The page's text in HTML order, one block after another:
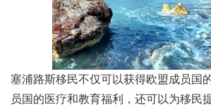
塞浦路斯移民不仅可以获得欧盟成员国
员国的医疗和教育福利，还可以为移民